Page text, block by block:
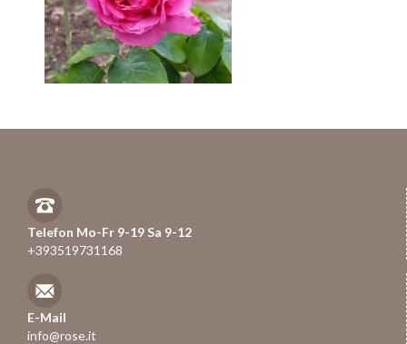
Telefon Mo-Fr 9-19 Sa 9-12
+393519731168
E-Mail
info@rose.it